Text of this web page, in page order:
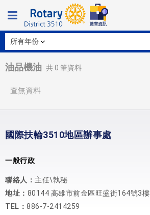
油品機油 共0 筆資料
查無資料
國際扶輪3510地區辦事處
一般行政
聯絡人： 主任\執秘
地址： 80144 高雄市前金區旺盛街164號3樓
TEL： 886-7-2414259